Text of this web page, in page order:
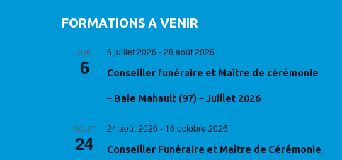
FORMATIONS A VENIR
JUIL
6
6 juillet 2026 -28 août 2026
Conseiller funéraire et Maître de cérémonie
– Baie Mahault (97) – Juillet 2026
AOÛT
24
24 août 2026 - 16 octobre 2026
Conseiller Funéraire et Maître de Cérémonie